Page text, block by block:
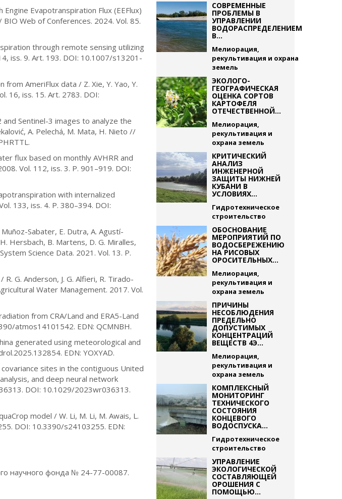
Evapotranspiration Flux (EEFlux)
Web of Conferences. 2024. Vol. 85.
through remote sensing utilizing
iss. 9. Art. 193. DOI: 10.1007/s13201-
AmeriFlux data / Z. Xie, Y. Yao, Y.
16, iss. 15. Art. 2783. DOI:
Sentinel-3 images to analyze the
A. Pelechá, M. Mata, H. Nieto //
flux based on monthly AVHRR and
Vol. 112, iss. 3. P. 901–919. DOI:
with internalized
133, iss. 4. P. 380–394. DOI:
Sabater, E. Dutra, A. Agustí-
Hersbach, B. Martens, D. G. Miralles,
Science Data. 2021. Vol. 13. P.
G. Anderson, J. G. Alfieri, R. Tirado-
Water Management. 2017. Vol.
from CRA/Land and ERA5-Land
atmos14101542. EDN: QCMNBH.
generated using meteorological and
EDN: YOXYAD.
sites in the contiguous United
and deep neural network
DOI: 10.1029/2023wr036313.
model / W. Li, M. Li, M. Awais, L.
DOI: 10.3390/s24103255. EDN:
научного фонда № 24-77-00087.
СОВРЕМЕННЫЕ
ПРОБЛЕМЫ В
УПРАВЛЕНИИ
ВОДОРАСПРЕДЕЛЕНИЕМ
В...
Мелиорация,
рекультивация и охрана
земель
ЭКОЛОГО-
ГЕОГРАФИЧЕСКАЯ
ОЦЕНКА СОРТОВ
КАРТОФЕЛЯ
ОТЕЧЕСТВЕННОЙ...
Мелиорация,
рекультивация и
охрана земель
КРИТИЧЕСКИЙ
АНАЛИЗ
ИНЖЕНЕРНОЙ
ЗАЩИТЫ НИЖНЕЙ
КУБАНИ В
УСЛОВИЯХ...
Гидротехническое
строительство
ОБОСНОВАНИЕ
МЕРОПРИЯТИЙ ПО
ВОДОСБЕРЕЖЕНИЮ
НА РИСОВЫХ
ОРОСИТЕЛЬНЫХ...
Мелиорация,
рекультивация и
охрана земель
ПРИЧИНЫ
НЕСОБЛЮДЕНИЯ
ПРЕДЕЛЬНО
ДОПУСТИМЫХ
КОНЦЕНТРАЦИЙ
ВЕЩЕСТВ 4Э...
Мелиорация,
рекультивация и
охрана земель
КОМПЛЕКСНЫЙ
МОНИТОРИНГ
ТЕХНИЧЕСКОГО
СОСТОЯНИЯ
КОНЦЕВОГО
ВОДОСПУСКА...
Гидротехническое
строительство
УПРАВЛЕНИЕ
ЭКОЛОГИЧЕСКОЙ
СОСТАВЛЯЮЩЕЙ
ОРОШЕНИЯ С
ПОМОЩЬЮ...